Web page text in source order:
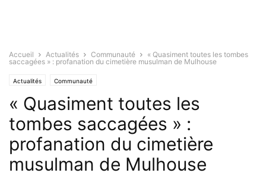
Accueil Actualités Communauté
« Quasiment toutes les tombes
saccagées » : profanation du cimetière musulman de Mulhouse
Actualités Communauté
« Quasiment toutes les
tombes saccagées » :
profanation du cimetière
musulman de Mulhouse